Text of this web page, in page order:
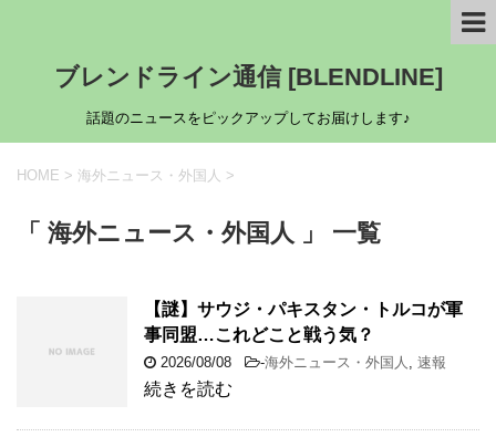
ブレンドライン通信 [BLENDLINE]
話題のニュースをピックアップしてお届けします♪
HOME > 海外ニュース・外国人 >
「 海外ニュース・外国人 」 一覧
【謎】サウジ・パキスタン・トルコが軍
事同盟…これどこと戦う気？
2026/08/08 -海外ニュース・外国人 速報
続きを読む